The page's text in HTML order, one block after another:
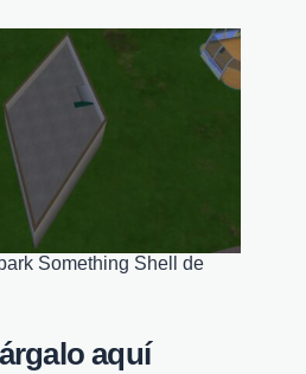
Something Shell de
aquí